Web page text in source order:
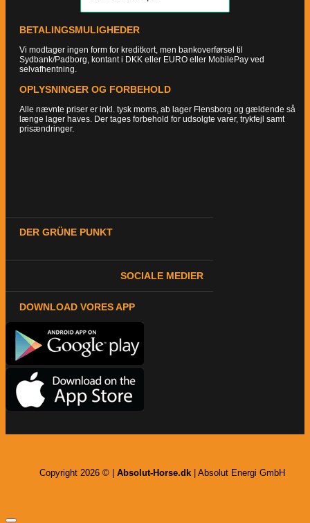
BETALINGSMULIGHEDER
Vi modtager ingen form for kreditkort, men bankoverførsel til
Sydbank/Padborg, kontant i DKK eller EURO eller MobilePay ved
selvafhentning.
OPLYSNINGER OG FORBEHOLD
Alle nævnte priser er inkl. tysk moms, ab lager Flensborg og gældende så
længe lager haves. Der tages forbehold for udsolgte varer, trykfejl samt
prisændringer.
DER GRÜNE PUNKT
SOCIALE MEDIER
DOWNLOAD VORES APP
Copyright 2026 © | Absolut-Horse.dk| Absolut Energi GmbH